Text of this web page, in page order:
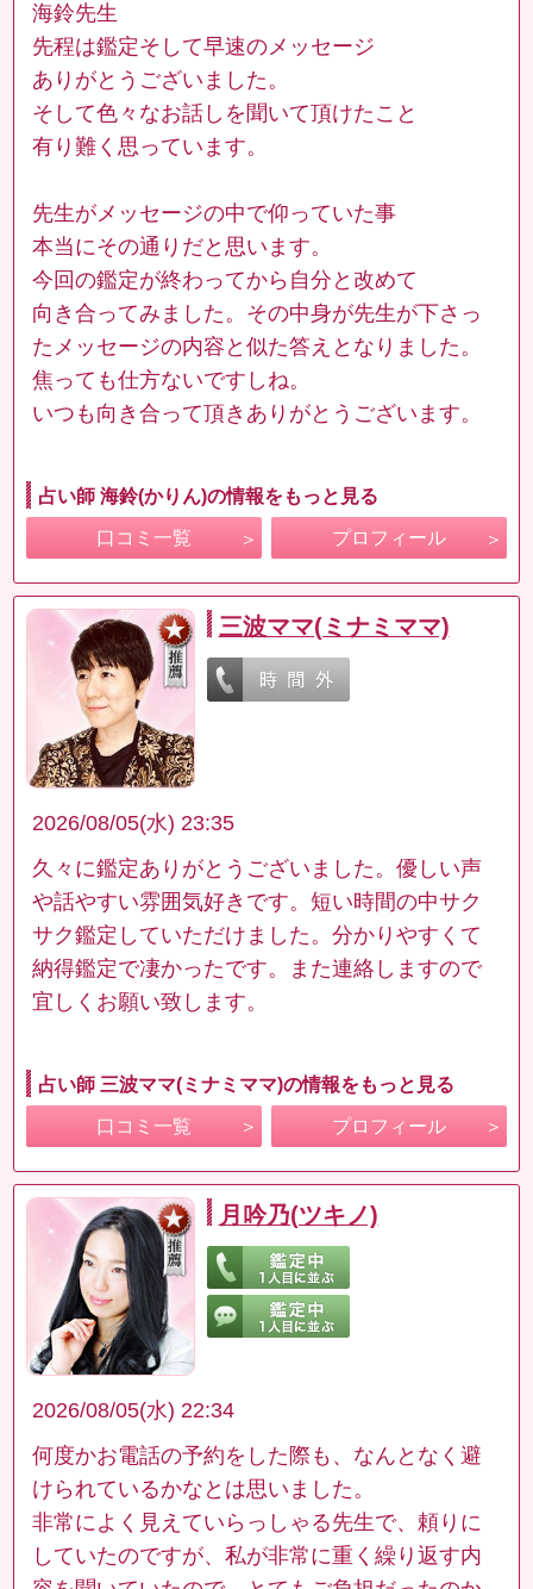
海鈴先生
先程は鑑定そして早速のメッセージ
ありがとうございました。
そして色々なお話しを聞いて頂けたこと
有り難く思っています。
先生がメッセージの中で仰っていた事
本当にその通りだと思います。
今回の鑑定が終わってから自分と改めて
向き合ってみました。その中身が先生が下さっ
たメッセージの内容と似た答えとなりました。
焦っても仕方ないですしね。
いつも向き合って頂きありがとうございます。
占い師 海鈴(かりん)の情報をもっと見る
口コミ一覧 プロフィール
三波ママ(ミナミママ)
2026/08/05(水) 23:35
久々に鑑定ありがとうございました。優しい声
や話やすい雰囲気好きです。短い時間の中サク
サク鑑定していただけました。分かりやすくて
納得鑑定で凄かったです。また連絡しますので
宜しくお願い致します。
占い師 三波ママ(ミナミママ)の情報をもっと見る
口コミ一覧 プロフィール
月吟乃(ツキノ)
2026/08/05(水) 22:34
何度かお電話の予約をした際も、なんとなく避
けられているかなとは思いました。
非常によく見えていらっしゃる先生で、頼りに
していたのですが、私が非常に重く繰り返す内